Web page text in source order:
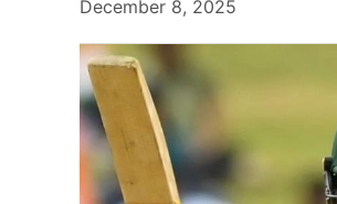
December 8, 2025